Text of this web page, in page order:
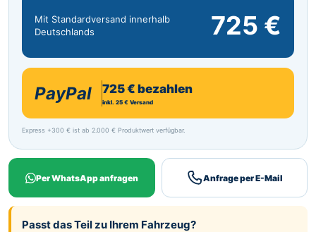
Mit Standardversand innerhalb
Deutschlands
725 €
PayPal 725 € bezahlen
inkl. 25 € Versand
Express +300 € ist ab 2.000 € Produktwert verfügbar.
Per WhatsApp anfragen Anfrage per E-Mail
Passt das Teil zu Ihrem Fahrzeug?